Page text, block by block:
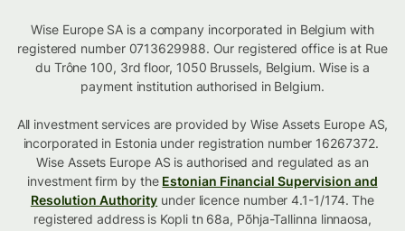
Wise Europe SA is a company incorporated in Belgium with
registered number 0713629988. Our registered office is at Rue
du Trône 100, 3rd floor, 1050 Brussels, Belgium. Wise is a
payment institution authorised in Belgium.
All investment services are provided by Wise Assets Europe AS,
incorporated in Estonia under registration number 16267372.
Wise Assets Europe AS is authorised and regulated as an
investment firm by the Estonian Financial Supervision and
Resolution Authority under licence number 4.1-1/174. The
registered address is Kopli tn 68a, Põhja-Tallinna linnaosa,